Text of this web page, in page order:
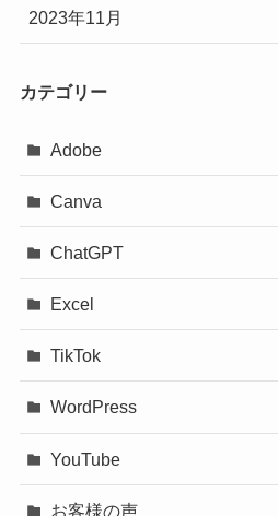
2023年11月
カテゴリー
Adobe
Canva
ChatGPT
Excel
TikTok
WordPress
YouTube
お客様の声